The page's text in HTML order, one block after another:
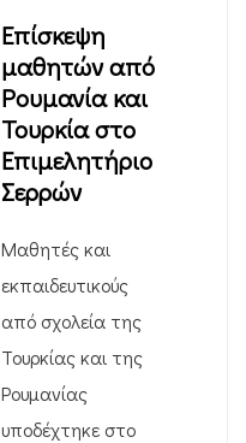
Επίσκεψη
μαθητών από
Ρουμανία και
Τουρκία στο
Επιμελητήριο
Σερρών
Μαθητές και
εκπαιδευτικούς
από σχολεία της
Τουρκίας και της
Ρουμανίας
υποδέχτηκε στο